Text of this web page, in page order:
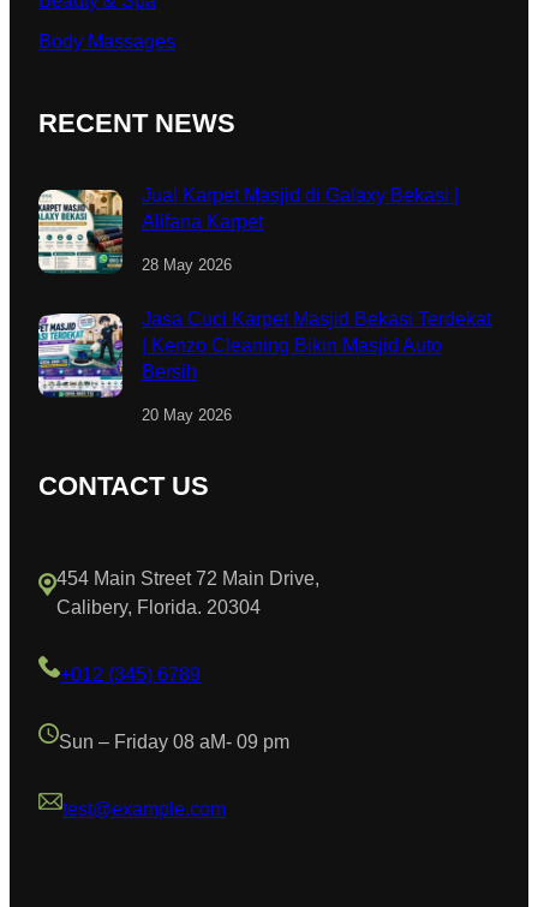
Body Massages
RECENT NEWS
Jual Karpet Masjid di Galaxy Bekasi |
Alifana Karpet
28 May 2026
Jasa Cuci Karpet Masjid Bekasi Terdekat
| Kenzo Cleaning Bikin Masjid Auto
Bersih
20 May 2026
CONTACT US
454 Main Street 72 Main Drive,
Calibery, Florida. 20304
+012 (345) 6789
Sun – Friday 08 aM- 09 pm
test@example.com